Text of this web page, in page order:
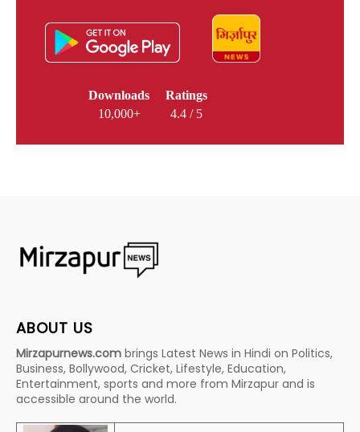
Downloads
10,000+
Ratings
4.4 / 5
ABOUT US
Mirzapurnews.com brings Latest News in Hindi on Politics,
Business, Bollywood, Cricket, Lifestyle, Education,
Entertainment, sports and more from Mirzapur and is
accessible around the world.